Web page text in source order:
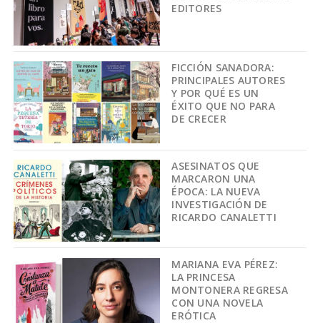
EDITORES
FICCIÓN SANADORA:
PRINCIPALES AUTORES
Y POR QUÉ ES UN
ÉXITO QUE NO PARA
DE CRECER
ASESINATOS QUE
MARCARON UNA
ÉPOCA: LA NUEVA
INVESTIGACIÓN DE
RICARDO CANALETTI
MARIANA EVA PÉREZ:
LA PRINCESA
MONTONERA REGRESA
CON UNA NOVELA
ERÓTICA